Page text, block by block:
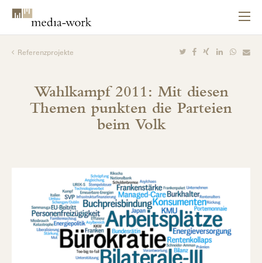
Referenzprojekte
Wahlkampf 2011: Mit diesen
Themen punkten die Parteien
beim Volk